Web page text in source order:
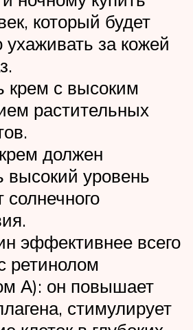
который будет
ухаживать за кожей
крем с высоким
растительных
должен
высокий уровень
эффективнее всего
ретинолом
А): он повышает
стимулирует